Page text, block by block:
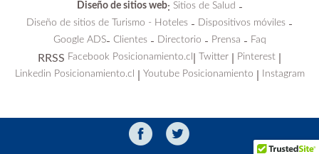
Diseño de sitios web: Sitios de Salud -
Diseño de sitios de Turismo - Hoteles - Dispositivos móviles -
Google ADS- Clientes- Directorio - Prensa - Faq
RRSS Facebook Posicionamiento.cl Twitter Pinterest
Linkedin Posicionamiento.cl Youtube Posicionamiento Instagram